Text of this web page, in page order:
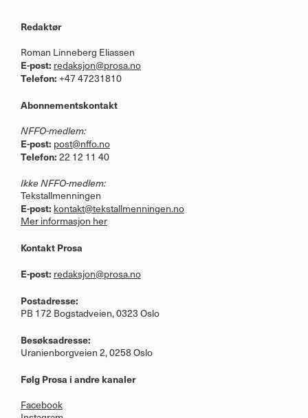
Redaktør
Roman Linneberg Eliassen
E-post: redaksjon@prosa.no
Telefon: +47 47231810
Abonnementskontakt
NFFO-medlem:
E-post: post@nffo.no
Telefon: 22 12 11 40
IkkeNFFO-medlem:
Tekstallmenningen
E-post: kontakt@tekstallmenningen.no
Mer informasjon her
Kontakt Prosa
E-post: redaksjon@prosa.no
Postadresse:
PB 172 Bogstadveien, 0323 Oslo
Besøksadresse:
Uranienborgveien 2, 0258 Oslo
Følg Prosa i andre kanaler
Facebook